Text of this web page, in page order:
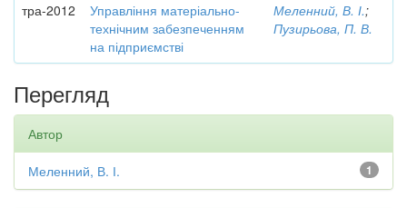
тра-2012
Управління матеріально-
технічним забезпеченням
на підприємстві
Меленний, В. І.;
Пузирьова, П. В.
Перегляд
Автор
1
Меленний, В. І.